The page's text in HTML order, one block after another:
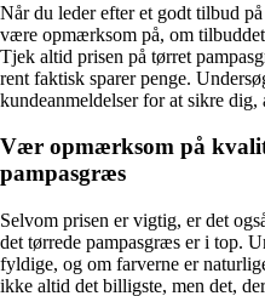
Når du leder efter et godt tilbud
være opmærksom på, om
Tjek altid prisen på tørret
rent faktisk sparer penge.
kundeanmeldelser for at sikre
Vær opmærksom på
pampasgræs
Selvom prisen er vigtig, er det
det tørrede pampasgræs er i top.
fyldige, og om farverne er
ikke altid det billigste, men det,